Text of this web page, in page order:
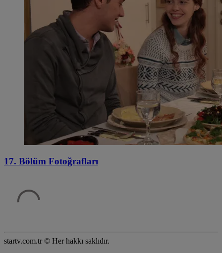
17. Bölüm Fotoğrafları
startv.com.tr © Her hakkı saklıdır.